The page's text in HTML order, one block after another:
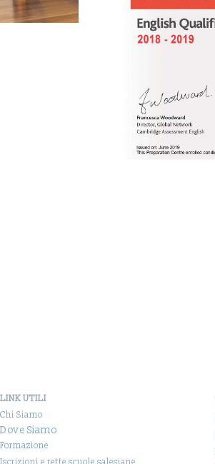
LINK UTILI
Chi Siamo
Dove Siamo
Formazione